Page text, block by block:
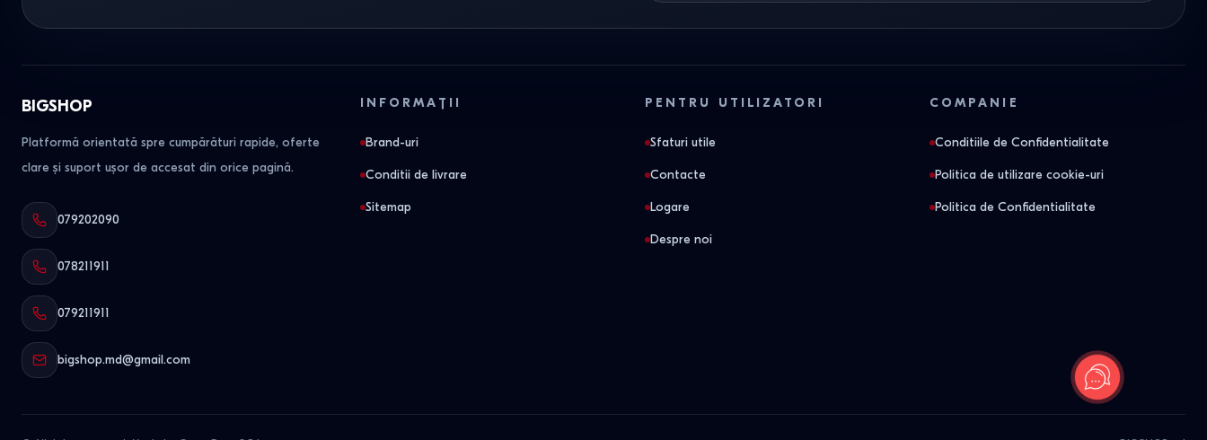
BIGSHOP
Platformă orientată spre cumpărături rapide, oferte
clare și suport ușor de accesat din orice pagină.
079202090
078211911
079211911
bigshop.md@gmail.com
INFORMAȚII
Brand-uri
Conditii de livrare
Sitemap
PENTRU UTILIZATORI
Sfaturi utile
Contacte
Logare
Despre noi
COMPANIE
Conditiile de Confidentialitate
Politica de utilizare cookie-uri
Politica de Confidentialitate